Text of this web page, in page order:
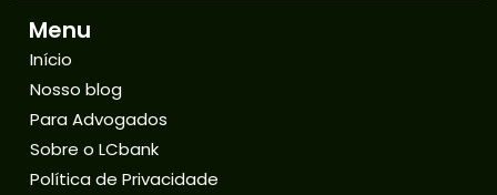
Menu
Início
Nosso blog
Para Advogados
Sobre o LCbank
Política de Privacidade